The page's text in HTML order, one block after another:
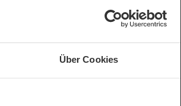
Über Cookies
zu überwachen oder